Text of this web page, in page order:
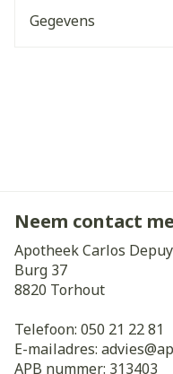
Gegevens
Neem contact
Apotheek Carlos
Burg 37
8820 Torhout
Telefoon: 050 21 22 81
E-mailadres: advies@
APB nummer: 313403